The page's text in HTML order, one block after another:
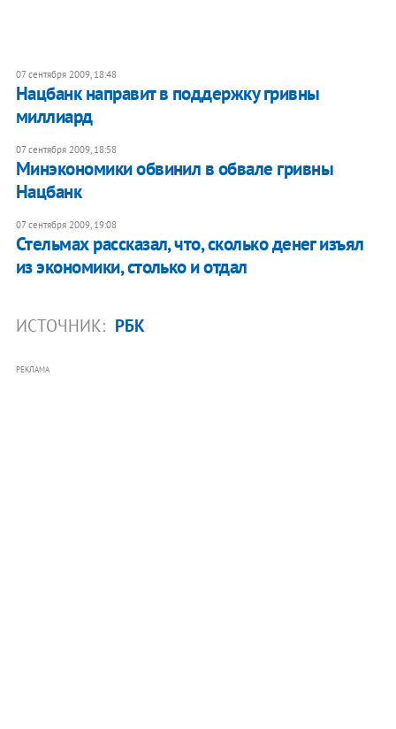
07 сентября 2009, 18:48
Нацбанк направит в поддержку гривны
миллиард
07 сентября 2009, 18:58
Минэкономики обвинил в обвале гривны
Нацбанк
07 сентября 2009, 19:08
Стельмах рассказал, что, сколько денег изъял
из экономики, столько и отдал
ИСТОЧНИК: РБК
РЕКЛАМА